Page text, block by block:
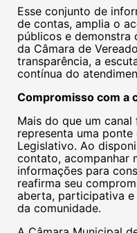
Esse conjunto de
de contas, amplia o
públicos e demonstra
da Câmara de
transparência, a
contínua do
Compromisso com a
Mais do que um
representa uma
Legislativo. Ao
contato, acompanhar
informações para
reafirma seu
aberta, participativa e
da comunidade.